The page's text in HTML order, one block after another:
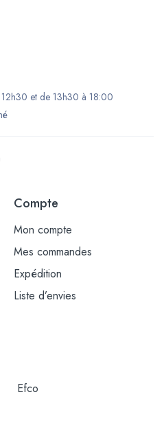
et de 13h30 à 18:00
Compte
Mon compte
Mes commandes
Expédition
Liste d’envies
Efco